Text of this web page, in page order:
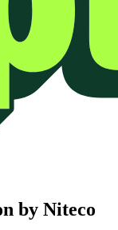
by Niteco